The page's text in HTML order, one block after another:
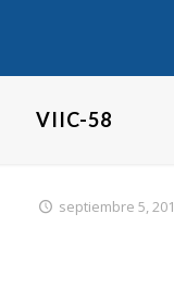
VIIC-58
septiembre 5,